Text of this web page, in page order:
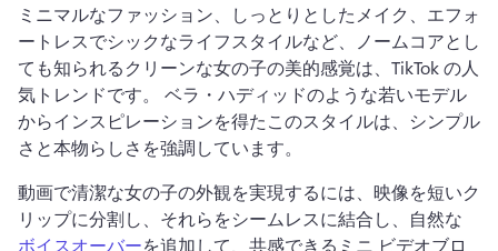
ミニマルなファッション、しっとりとしたメイク、エフォ
ートレスでシックなライフスタイルなど、ノームコアとし
ても知られるクリーンな女の子の美的感覚は、TikTok の人
気トレンドです。 ベラ・ハディッドのような若いモデル
からインスピレーションを得たこのスタイルは、シンプル
さと本物らしさを強調しています。
動画で清潔な女の子の外​​観を実現するには、映像を短いク
リップに分割し、それらをシームレスに結合し、自然な
ボイスオーバーを追加して、共感できるミニ ビデオブロ